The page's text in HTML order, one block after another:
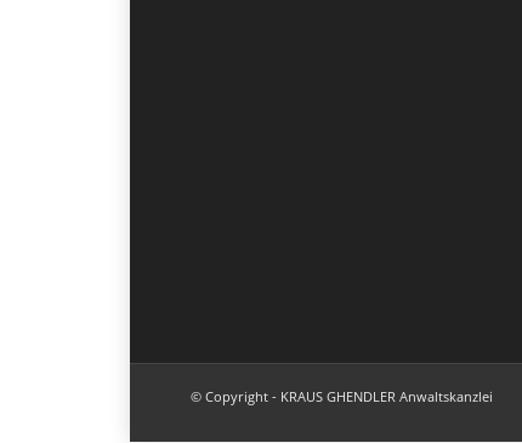
© Copyright - KRAUS GHENDLER Anwaltskanzlei